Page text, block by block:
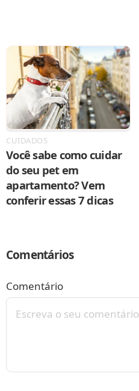
CUIDADOS
Você sabe como cuidar
do seu pet em
apartamento? Vem
conferir essas 7 dicas
Comentários
Comentário